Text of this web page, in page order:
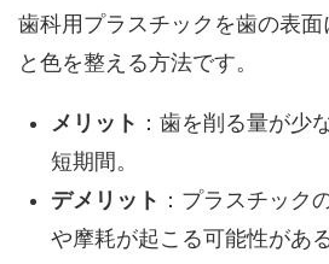
歯科用プラスチックを歯の表
と色を整える方法です。
メリット ：歯を削る量が少
短期間。
デメリット ： プラスチック
や摩耗が起こる可能性がある